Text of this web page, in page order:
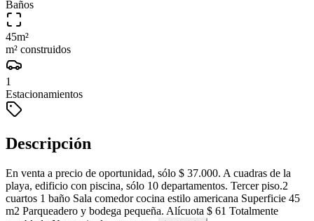
Baños
45m²
m² construidos
1
Estacionamientos
Descripción
En venta a precio de oportunidad, sólo $ 37.000. A cuadras de la
playa, edificio con piscina, sólo 10 departamentos. Tercer piso.2
cuartos 1 baño Sala comedor cocina estilo americana Superficie 45
m2 Parqueadero y bodega pequeña. Alícuota $ 61 Totalmente